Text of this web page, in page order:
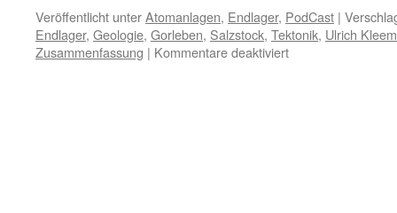
Veröffentlicht unterAtomanlagen, Endlager, PodCast |
Endlager, Geologie, Gorleben, Salzstock, Tektonik, Ulrich
Zusammenfassung | Kommentare deaktiviertfür